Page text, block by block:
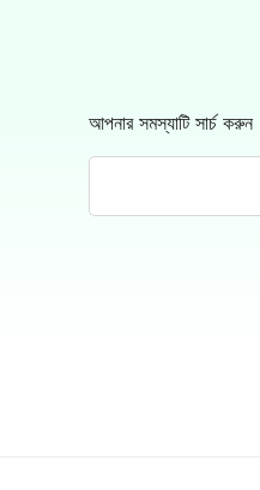
আপনার সমস্যাটি সার্চ করুন